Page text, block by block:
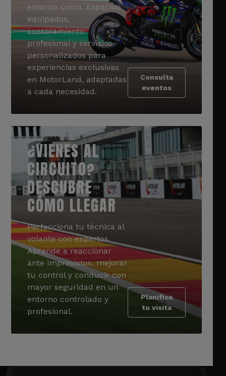
entorno único. Espacios
equipados,
asesoramiento
profesional y servicios
personalizados para
experiencias exclusivas
en MotorLand, adaptadas
a cada necesidad.
Consulta
eventos
¿VIENES AL
CIRCUITO?
DESCUBRE
CÓMO LLEGAR
Perfecciona tu técnica al
volante con expertos.
Aprende a reaccionar
ante imprevistos, mejorar
tu control y conducir con
mayor seguridad en un
entorno controlado y
profesional.
Planifica
tu visita